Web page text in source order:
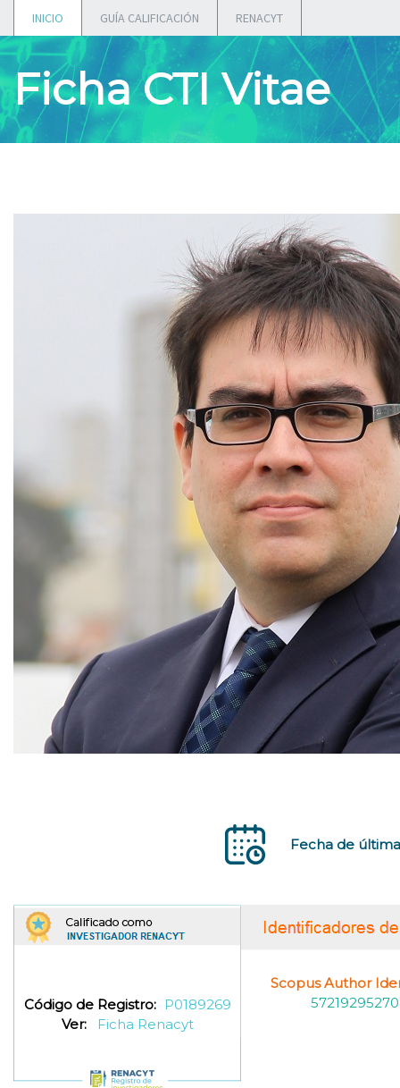
INICIO GUÍA CALIFICACIÓN RENACYT
Ficha CTI Vitae
Fecha de
Código de Registro: P0189269
Ver:
Ficha Renacyt
Scopus Author
57219295270